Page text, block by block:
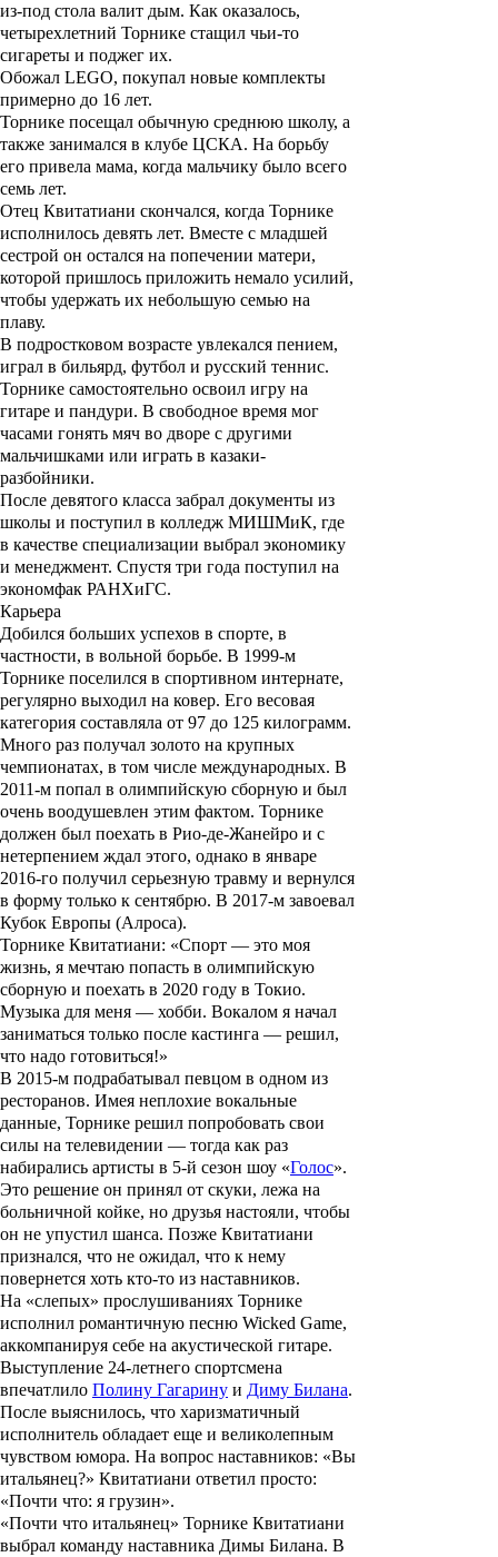
из-под стола валит дым. Как оказалось,
четырехлетний Торнике стащил чьи-то
сигареты и поджег их.
Обожал LEGO, покупал новые комплекты
примерно до 16 лет.
Торнике посещал обычную среднюю школу, а
также занимался в клубе ЦСКА. На борьбу
его привела мама, когда мальчику было всего
семь лет.
Отец Квитатиани скончался, когда Торнике
исполнилось девять лет. Вместе с младшей
сестрой он остался на попечении матери,
которой пришлось приложить немало усилий,
чтобы удержать их небольшую семью на
плаву.
В подростковом возрасте увлекался пением,
играл в бильярд, футбол и русский теннис.
Торнике самостоятельно освоил игру на
гитаре и пандури. В свободное время мог
часами гонять мяч во дворе с другими
мальчишками или играть в казаки-
разбойники.
После девятого класса забрал документы из
школы и поступил в колледж МИШМиК, где
в качестве специализации выбрал экономику
и менеджмент. Спустя три года поступил на
экономфак РАНХиГС.
Карьера
Добился больших успехов в спорте, в
частности, в вольной борьбе. В 1999-м
Торнике поселился в спортивном интернате,
регулярно выходил на ковер. Его весовая
категория составляла от 97 до 125 килограмм.
Много раз получал золото на крупных
чемпионатах, в том числе международных. В
2011-м попал в олимпийскую сборную и был
очень воодушевлен этим фактом. Торнике
должен был поехать в Рио-де-Жанейро и с
нетерпением ждал этого, однако в январе
2016-го получил серьезную травму и вернулся
в форму только к сентябрю. В 2017-м завоевал
Кубок Европы (Алроса).
Торнике Квитатиани: «Спорт — это моя
жизнь, я мечтаю попасть в олимпийскую
сборную и поехать в 2020 году в Токио.
Музыка для меня — хобби. Вокалом я начал
заниматься только после кастинга — решил,
что надо готовиться!»
В 2015-м подрабатывал певцом в одном из
ресторанов. Имея неплохие вокальные
данные, Торнике решил попробовать свои
силы на телевидении — тогда как раз
набирались артисты в 5-й сезон шоу «Голос».
Это решение он принял от скуки, лежа на
больничной койке, но друзья настояли, чтобы
он не упустил шанса. Позже Квитатиани
признался, что не ожидал, что к нему
повернется хоть кто-то из наставников.
На «слепых» прослушиваниях Торнике
исполнил романтичную песню Wicked Game,
аккомпанируя себе на акустической гитаре.
Выступление 24-летнего спортсмена
впечатлило Полину Гагарину и Диму Билана.
После выяснилось, что харизматичный
исполнитель обладает еще и великолепным
чувством юмора. На вопрос наставников: «Вы
итальянец?» Квитатиани ответил просто:
«Почти что: я грузин».
«Почти что итальянец» Торнике Квитатиани
выбрал команду наставника Димы Билана. В